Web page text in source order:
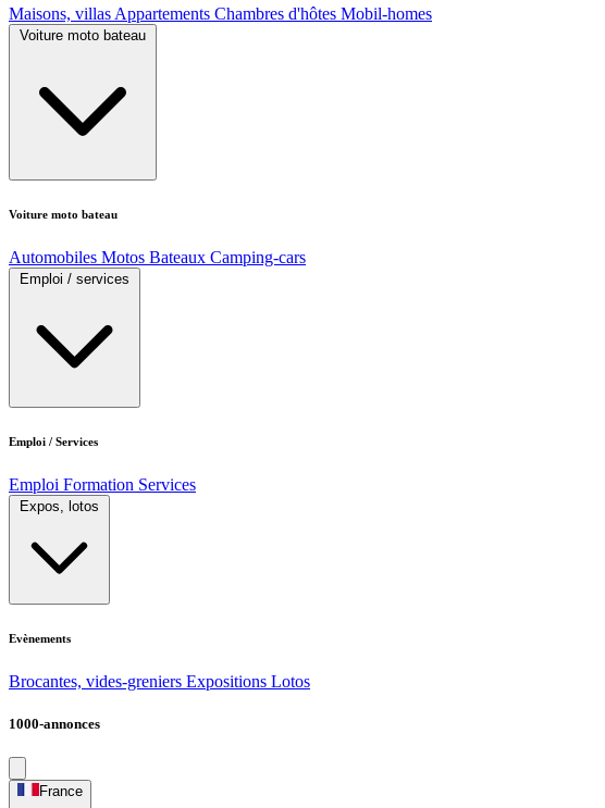
Maisons, villas Appartements Chambres d'hôtes Mobil-homes
Voiture moto bateau
Voiture moto bateau
Automobiles Motos Bateaux Camping-cars
Emploi / services
Emploi / Services
Emploi Formation Services
Expos, lotos
Evènements
Brocantes, vides-greniers Expositions Lotos
1000-annonces
France